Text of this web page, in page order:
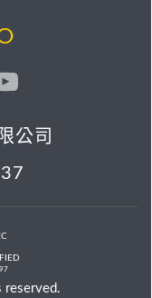
公司